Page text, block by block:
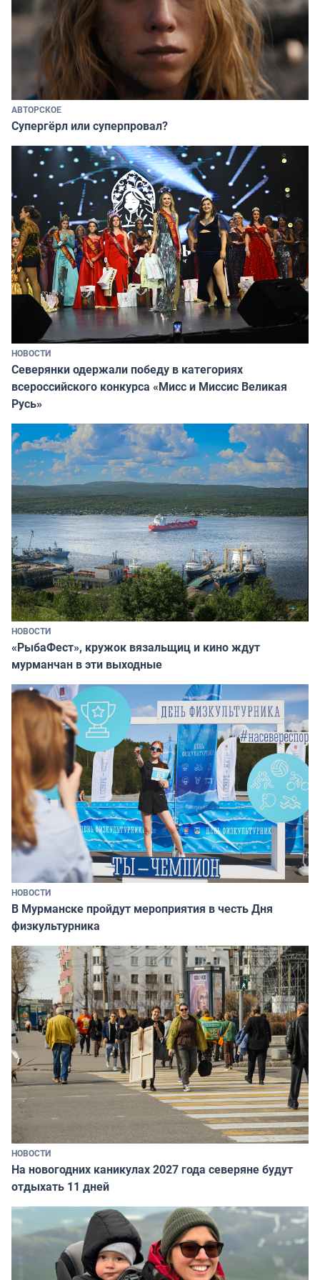
АВТОРСКОЕ
Супергёрл или суперпровал?
НОВОСТИ
Северянки одержали победу в категориях
всероссийского конкурса «Мисс и Миссис Великая
Русь»
НОВОСТИ
«РыбаФест», кружок вязальщиц и кино ждут
мурманчан в эти выходные
НОВОСТИ
В Мурманске пройдут мероприятия в честь Дня
физкультурника
НОВОСТИ
На новогодних каникулах 2027 года северяне будут
отдыхать 11 дней